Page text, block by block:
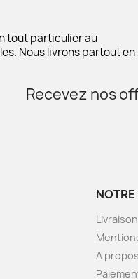
tout particulier au
Nous livrons partout en
Recevez nos
Livraison
A propos